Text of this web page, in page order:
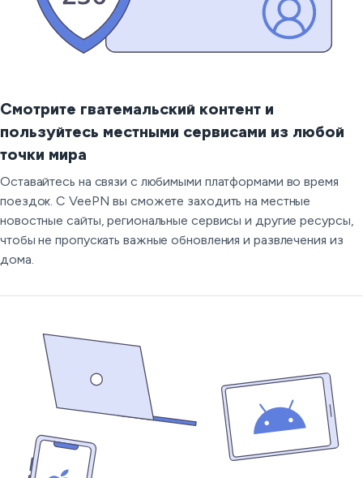
Смотрите гватемальский контент и
пользуйтесь местными сервисами из любой
точки мира
Оставайтесь на связи с любимыми платформами во время
поездок. С VeePN вы сможете заходить на местные
новостные сайты, региональные сервисы и другие ресурсы,
чтобы не пропускать важные обновления и развлечения из
дома.